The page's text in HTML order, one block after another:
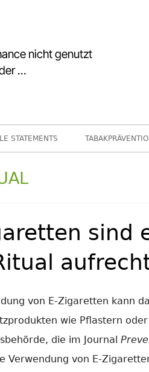
STATEMENTS
sind
von E-Zigaretten kann
wie Pflastern
die im Journal
Verwendung von E-